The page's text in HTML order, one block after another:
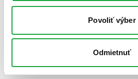
Povoliť výber
Odmietnuť